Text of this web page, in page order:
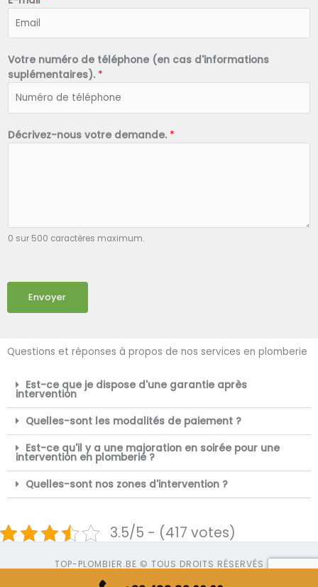
Votre numéro de téléphone (en cas d'informations
suplémentaires). *
Décrivez-nous votre demande. *
0 sur 500 caractères maximum.
Envoyer
Questions et réponses à propos de nos services en plomberie
Est-ce que je dispose d'une garantie après
intervention
Quelles-sont les modalités de paiement ?
Est-ce qu'il y a une majoration en soirée pour une
intervention en plomberie ?
Quelles-sont nos zones d'intervention ?
3.5/5 - (417 votes)
TOP-PLOMBIER.BE © TOUS DROITS RÉSERVÉS